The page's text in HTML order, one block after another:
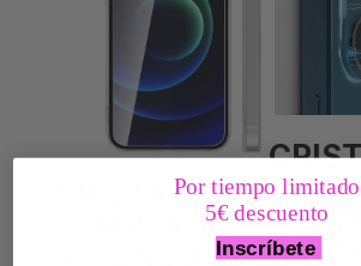
CRISTAL
TEMPLADO –
IPHONE XS
Por tiempo limitado
5€ descuento
Inscríbete